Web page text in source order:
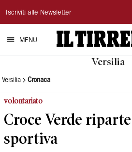
Il
Tirreno
Iscriviti alle Newsletter
MENU
Versilia
Versilia Cronaca
volontariato
Croce Verde
sportiva